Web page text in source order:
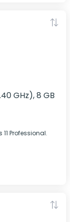
11 Professional.